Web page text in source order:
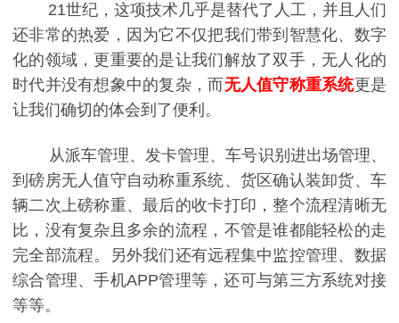
21世纪，这项技术几乎是替代了人工，并且人们
还非常的热爱，因为它不仅把我们带到智慧化、数字
化的领域，更重要的是让我们解放了双手，无人化的
时代并没有想象中的复杂，而无人值守称重系统更是
让我们确切的体会到了便利。
从派车管理、发卡管理、车号识别进出场管理、
到磅房无人值守自动称重系统、货区确认装卸货、车
辆二次上磅称重、最后的收卡打印，整个流程清晰无
比，没有复杂且多余的流程，不管是谁都能轻松的走
完全部流程。另外我们还有远程集中监控管理、数据
综合管理、手机APP管理等，还可与第三方系统对接
等等。